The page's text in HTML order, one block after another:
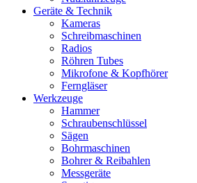
Geräte & Technik
Kameras
Schreibmaschinen
Radios
Röhren Tubes
Mikrofone & Kopfhörer
Ferngläser
Werkzeuge
Hammer
Schraubenschlüssel
Sägen
Bohrmaschinen
Bohrer & Reibahlen
Messgeräte